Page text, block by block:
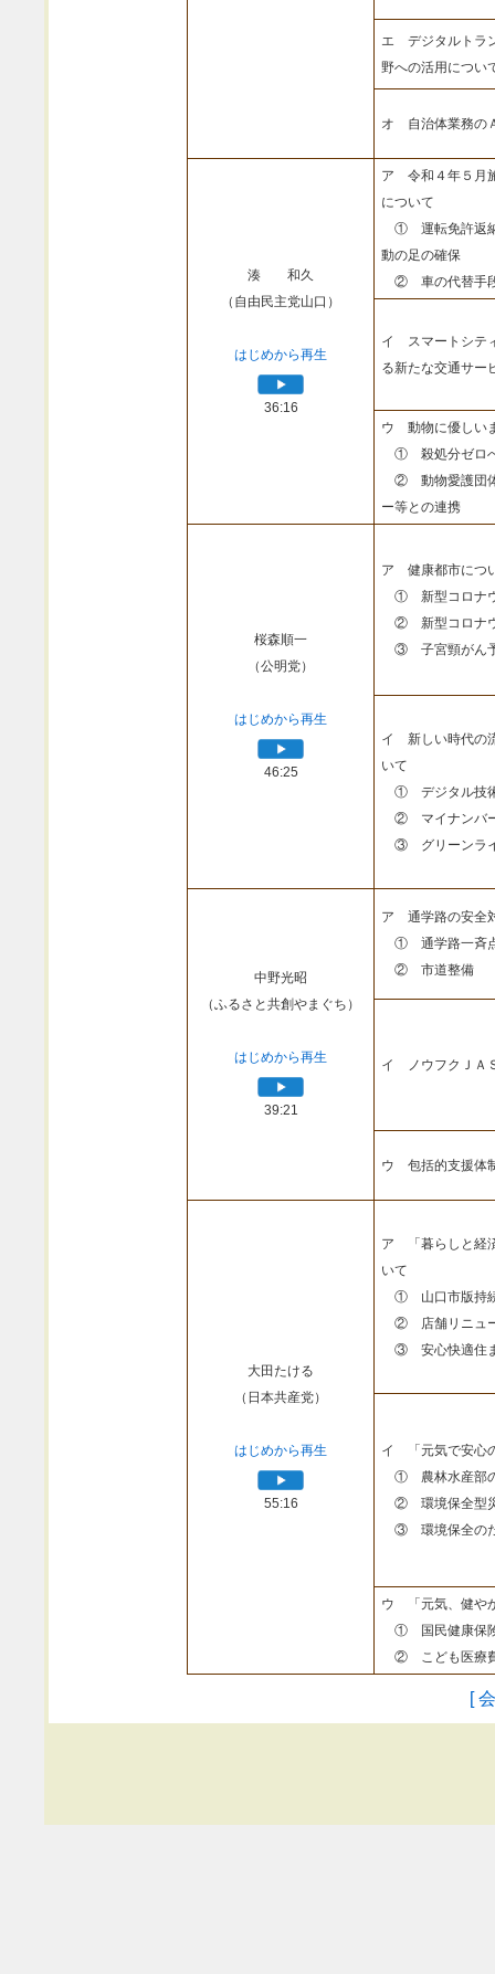
エ デジタルトラ
野への活用につい
オ 自治体業務の
湊 和久
（自由民主党山口）
はじめから再生
36:16
ア 令和４年５月
について
① 運転免許返納
動の足の確保
② 車の代替手段
イ スマートシテ
る新たな交通サー
ウ 動物に優しい
① 殺処分ゼロへ
② 動物愛護団体
ー等との連携
桜森順一
（公明党）
はじめから再生
46:25
ア 健康都市につ
① 新型コロナウ
② 新型コロナウ
③ 子宮頸がん予
イ 新しい時代の
いて
① デジタル技
② マイナンバ
③ グリーンライ
中野光昭
（ふるさと共創やまぐち）
はじめから再生
39:21
ア 通学路の安全
① 通学路一斉
② 市道整備
イ ノウフクＪＡ
ウ 包括的支援体
大田たける
（日本共産党）
はじめから再生
55:16
ア 「暮らしと経
いて
① 山口市版持続
② 店舗リニュー
③ 安心快適住ま
イ 「元気で安心
① 農林水産部
② 環境保全型
③ 環境保全のた
ウ 「元気、健や
① 国民健康保険
② こども医療費
[